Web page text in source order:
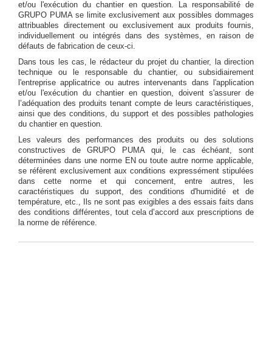
et/ou l'exécution du chantier en question. La responsabilité de
GRUPO PUMA se limite exclusivement aux possibles dommages
attribuables directement ou exclusivement aux produits fournis,
individuellement ou intégrés dans des systèmes, en raison de
défauts de fabrication de ceux-ci.
Dans tous les cas, le rédacteur du projet du chantier, la direction
technique ou le responsable du chantier, ou subsidiairement
l'entreprise applicatrice ou autres intervenants dans l'application
et/ou l'exécution du chantier en question, doivent s'assurer de
l’adéquation des produits tenant compte de leurs caractéristiques,
ainsi que des conditions, du support et des possibles pathologies
du chantier en question.
Les valeurs des performances des produits ou des solutions
constructives de GRUPO PUMA qui, le cas échéant, sont
déterminées dans une norme EN ou toute autre norme applicable,
se réfèrent exclusivement aux conditions expressément stipulées
dans cette norme et qui concernent, entre autres, les
caractéristiques du support, des conditions d'humidité et de
température, etc., Ils ne sont pas exigibles a des essais faits dans
des conditions différentes, tout cela d’accord aux prescriptions de
la norme de référence.